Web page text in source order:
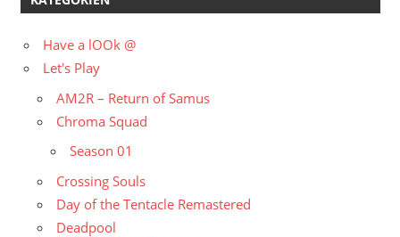
Have a lOOk @
Let's Play
AM2R – Return of Samus
Chroma Squad
Season 01
Crossing Souls
Day of the Tentacle Remastered
Deadpool